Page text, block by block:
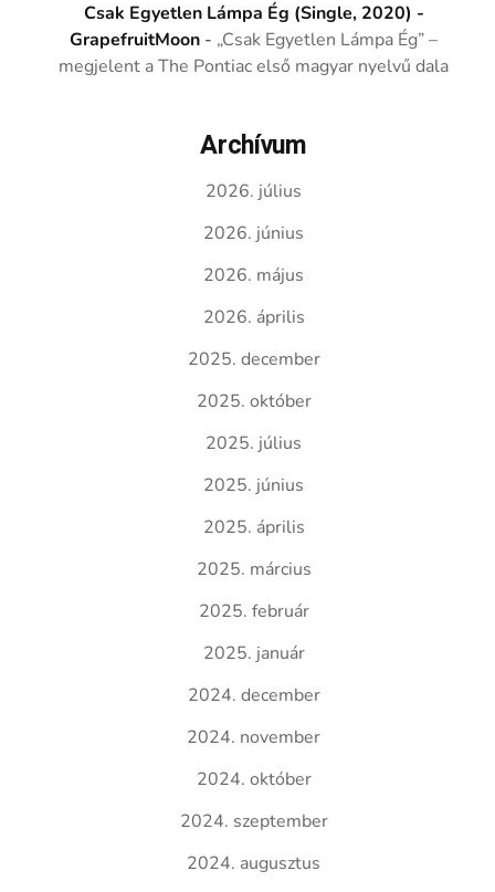
Csak Egyetlen Lámpa Ég (Single, 2020) -
GrapefruitMoon - „Csak Egyetlen Lámpa Ég” –
megjelent a The Pontiac első magyar nyelvű dala
Archívum
2026. július
2026. június
2026. május
2026. április
2025. december
2025. október
2025. július
2025. június
2025. április
2025. március
2025. február
2025. január
2024. december
2024. november
2024. október
2024. szeptember
2024. augusztus